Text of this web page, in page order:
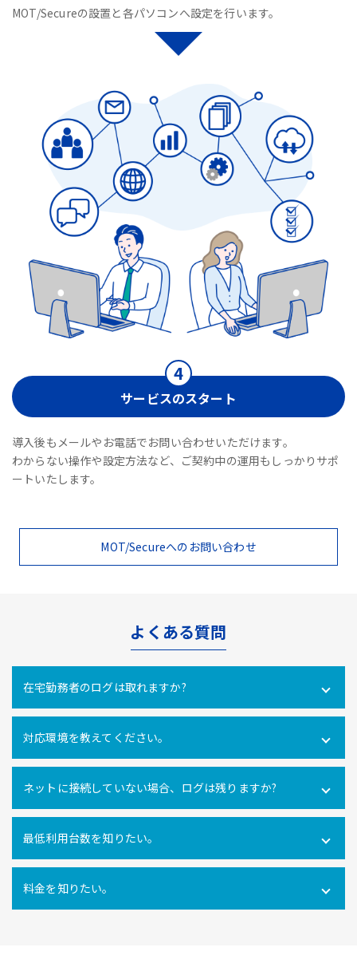
MOT/Secureの設置と各パソコンへ設定を行います。
サービスのスタート
導入後もメールやお電話でお問い合わせいただけます。
わからない操作や設定方法など、ご契約中の運用もしっかりサポ
ートいたします。
MOT/Secureへのお問い合わせ
よくある質問
在宅勤務者のログは取れますか?
可能です。社内だけでなく社外にあるPCの操作ログを取得
できます。
対応環境を教えてください。
Windows10・11 全エディション macOS 11(Big Sur)、
12(Monterey)、13(Ventura) ※Macクライアントでは、PC
利用時間ログ（PC利用開始・終了、無操作時間）のみの対
ネットに接続していない場合、ログは残りますか?
インターネットに接続できない環境でのパソコン利用も利
用ログをパソコン内に一時的に蓄積し、インターネットへ
の再接続時に遡ってパソコン利用ログを管理サーバにアッ
刻を行うことができます。
最低利用台数を知りたい。
10ライセンス以上からご利用いただけます。
料金を知りたい。